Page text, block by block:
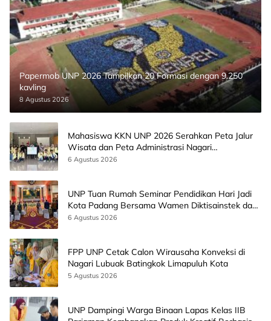
Papermob UNP 2026 Tampilkan 20 Formasi dengan 9.250
kavling
8 Agustus 2026
Mahasiswa KKN UNP 2026 Serahkan Peta Jalur
Wisata dan Peta Administrasi Nagari
Paninggahan
6 Agustus 2026
UNP Tuan Rumah Seminar Pendidikan Hari Jadi
Kota Padang Bersama Wamen Diktisainstek dan
CEO EMGS Malaysia
6 Agustus 2026
FPP UNP Cetak Calon Wirausaha Konveksi di
Nagari Lubuak Batingkok Limapuluh Kota
5 Agustus 2026
UNP Dampingi Warga Binaan Lapas Kelas IIB